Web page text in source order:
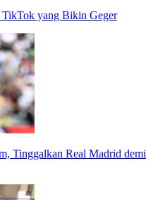
yang Bikin Geger
Tinggalkan Real Madrid demi